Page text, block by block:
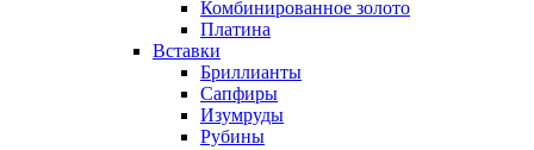
Комбинированное золото
Платина
Вставки
Бриллианты
Сапфиры
Изумруды
Рубины